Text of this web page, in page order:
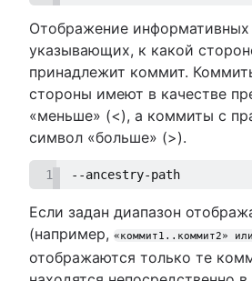
Отображение информативных
указывающих, к какой
принадлежит коммит.
стороны имеют в качестве
«меньше» (<), а коммиты с
символ «больше» (>).
1 --ancestry-path
Если задан диапазон
(например, «коммит1..коммит2»
отображаются только те